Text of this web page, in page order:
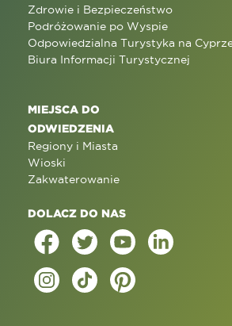
Zdrowie i Bezpieczeństwo
Podróżowanie po Wyspie
Odpowiedzialna Turystyka na
Biura Informacji Turystycznej
MIEJSCA DO
ODWIEDZENIA
Regiony i Miasta
Wioski
Zakwaterowanie
DOLACZ DO NAS